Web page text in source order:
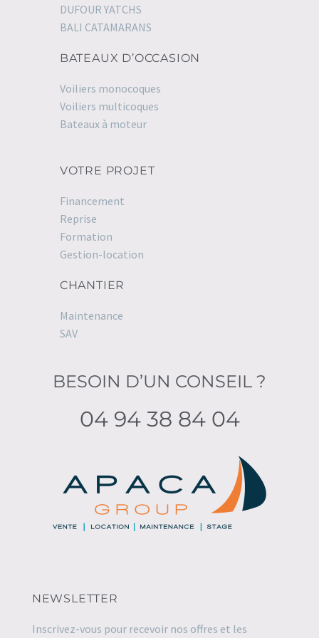
DUFOUR YATCHS
BALI CATAMARANS
BATEAUX D’OCCASION
Voiliers monocoques
Voiliers multicoques
Bateaux à moteur
VOTRE PROJET
Financement
Reprise
Formation
Gestion-location
CHANTIER
Maintenance
SAV
BESOIN D’UN CONSEIL ?
04 94 38 84 04
NEWSLETTER
Inscrivez-vous pour recevoir nos offres et les